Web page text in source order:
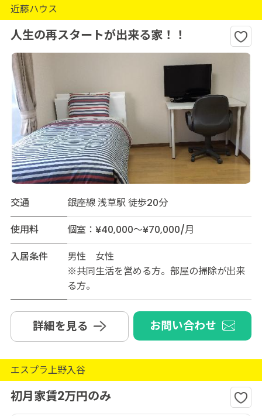
近藤ハウス
人生の再スタートが出来る家！！
交通
銀座線 浅草駅 徒歩20分
使用料
個室：¥40,000～¥70,000/月
入居条件
男性 女性
※共同生活を営める方。部屋の掃除が出来
る方。
詳細を見る お問い合わせ
エスプラ上野入谷
初月家賃2万円のみ